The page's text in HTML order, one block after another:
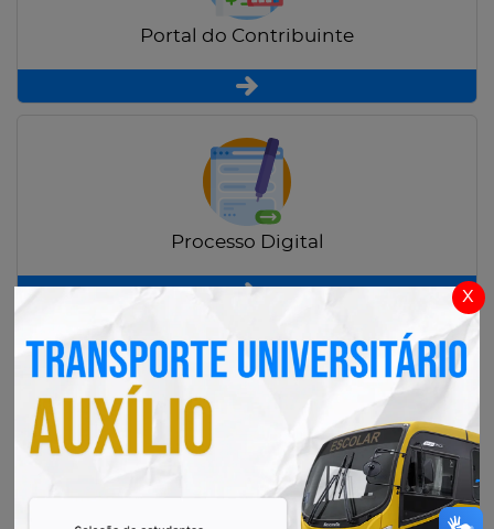
x
Portal do Contribuinte
Processo Digital
Radar Transparência Pública